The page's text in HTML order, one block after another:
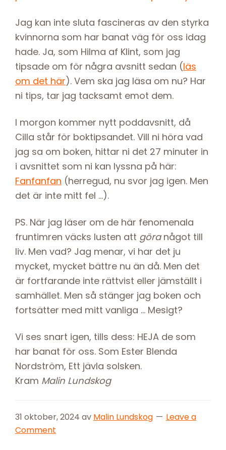
Jag kan inte sluta fascineras av den styrka
kvinnorna som har banat väg för oss idag
hade. Ja, som Hilma af Klint, som jag
tipsade om för några avsnitt sedan (läs
om det här). Vem ska jag läsa om nu? Har
ni tips, tar jag tacksamt emot dem.
I morgon kommer nytt poddavsnitt, då
Cilla står för boktipsandet. Vill ni höra vad
jag sa om boken, hittar ni det 27 minuter in
i avsnittet som ni kan lyssna på här:
Fanfanfan (herregud, nu svor jag igen. Men
det är inte mitt fel …).
PS. När jag läser om de här fenomenala
fruntimren väcks lusten att göranågot till
liv. Men vad? Jag menar, vi har det ju
mycket, mycket bättre nu än då. Men det
är fortfarande inte rättvist eller jämställt i
samhället. Men så stänger jag boken och
fortsätter med mitt vanliga … Mesigt?
Vi ses snart igen, tills dess: HEJA de som
har banat för oss. Som Ester Blenda
Nordström, Ett jävla solsken.
Kram Malin Lundskog
31 oktober, 2024 av Malin Lundskog
Leave a
Comment